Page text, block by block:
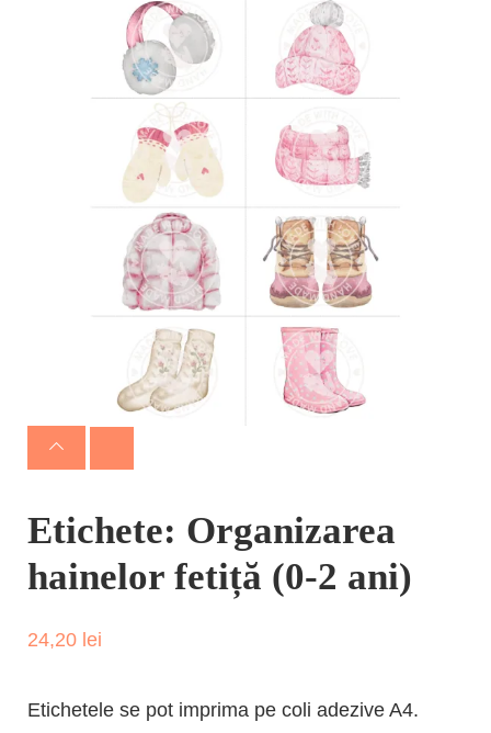
Etichete: Organizarea
hainelor fetiță (0-2 ani)
24,20 lei
Etichetele se pot imprima pe coli adezive A4.